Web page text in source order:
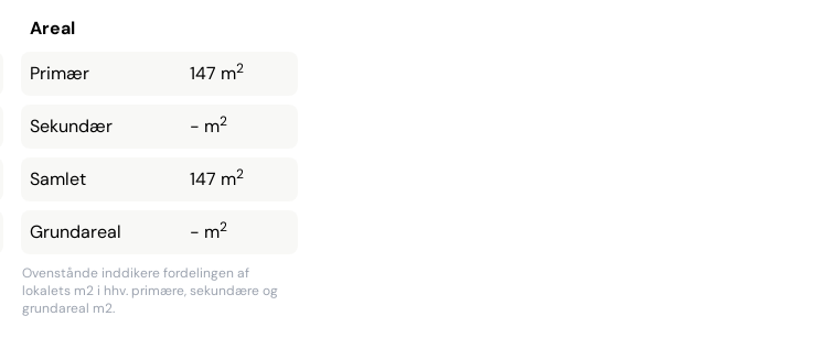
Areal
Primær
147 m2
Sekundær - m2
Samlet 147 m2
Grundareal - m2
Ovenstånde inddikere fordelingen af
lokalets m2 i hhv. primære, sekundære og
grundareal m2.